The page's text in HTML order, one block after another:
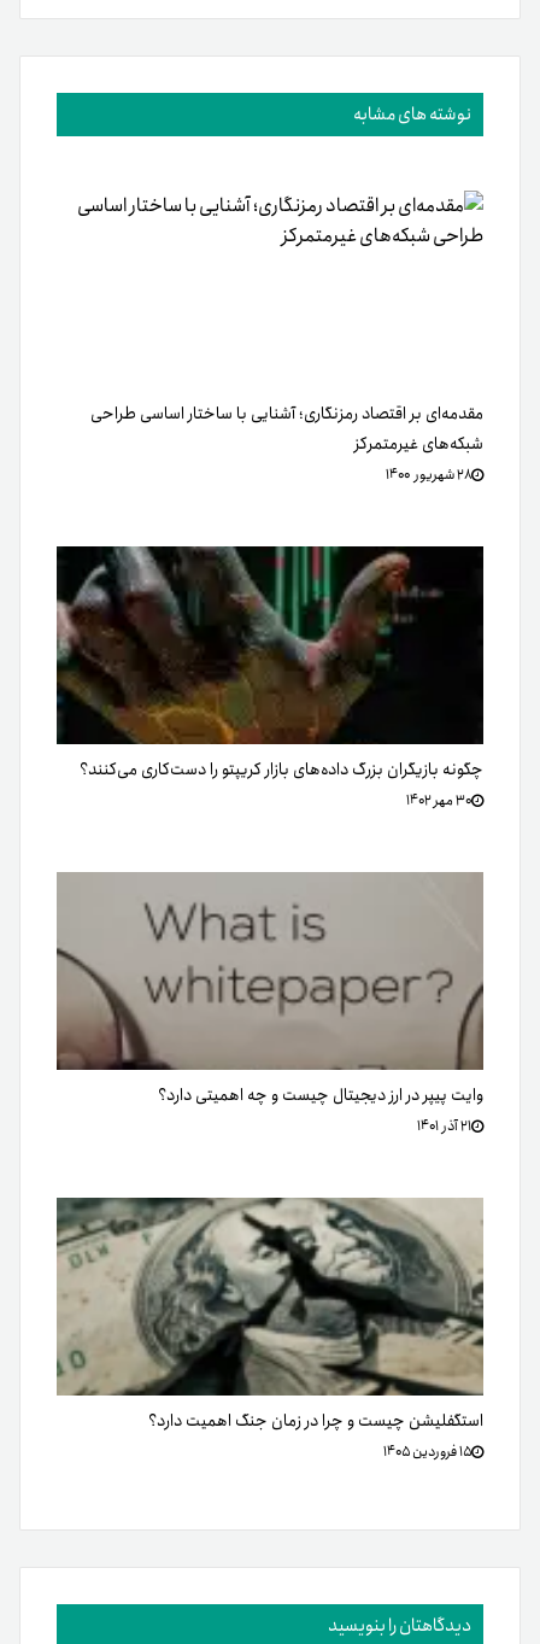
نوشته های مشابه
مقدمه‌ای بر اقتصاد رمزنگاری؛ آشنایی با ساختار اساسی طراحی
شبکه‌های غیرمتمرکز
۲۸ شهریور ۱۴۰۰
چگونه بازیگران بزرگ داده‌های بازار کریپتو را دست‌کاری می‌کنند؟
۳۰ مهر ۱۴۰۲
وایت پیپر در ارز دیجیتال چیست و چه اهمیتی دارد؟
۲۱ آذر ۱۴۰۱
استگفلیشن چیست و چرا در زمان جنگ اهمیت دارد؟
۱۵ فروردین ۱۴۰۵
دیدگاهتان را بنویسید